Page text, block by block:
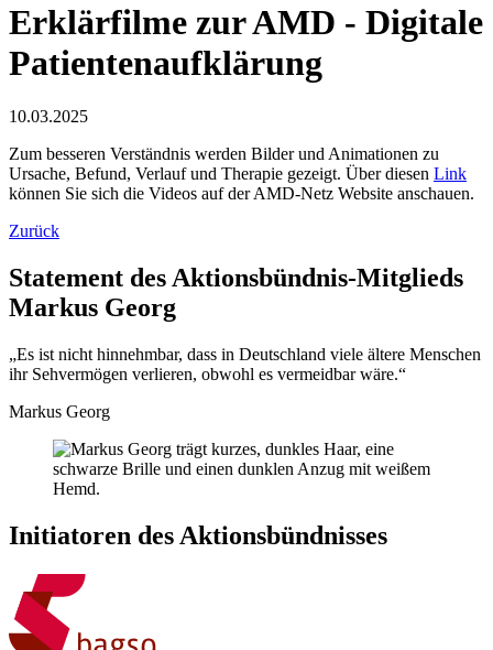
Erklärfilme zur AMD - Digitale
Patientenaufklärung
10.03.2025
Zum besseren Verständnis werden Bilder und Animationen zu
Ursache, Befund, Verlauf und Therapie gezeigt. Über diesen Link
können Sie sich die Videos auf der AMD-Netz Website anschauen.
Zurück
Statement des Aktionsbündnis-Mitglieds
Markus Georg
„Es ist nicht hinnehmbar, dass in Deutschland viele ältere Menschen
ihr Sehvermögen verlieren, obwohl es vermeid­bar wäre.“
Markus Georg
Initiatoren des Aktionsbündnisses